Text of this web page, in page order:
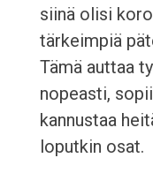
siinä olisi
tärkeimpiä
Tämä auttaa
nopeasti,
kannustaa
loputkin osat.